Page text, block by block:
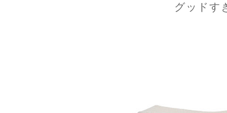
グッドす